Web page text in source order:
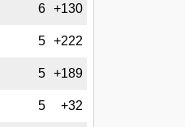
6 +130
5 +222
5 +189
5 +32